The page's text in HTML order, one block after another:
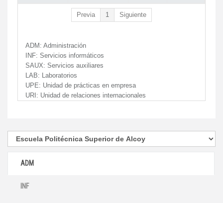
Previa 1 Siguiente
ADM: Administración
INF: Servicios informáticos
SAUX: Servicios auxiliares
LAB: Laboratorios
UPE: Unidad de prácticas en empresa
URI: Unidad de relaciones internacionales
ADM
INF